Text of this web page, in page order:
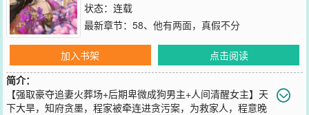
状态：连载
最新章节： 58、他有两面，真假不分
加入书架
点击阅读
简介：
【强取豪夺追妻火葬场+后期卑微成狗男主+人间清醒女主】天
下大旱，知府贪墨，程家被牵连进贪污案，为救家人，程意晚